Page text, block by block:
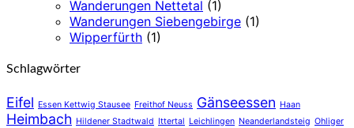
Wanderungen Nettetal (1)
Wanderungen Siebengebirge (1)
Wipperfürth (1)
Schlagwörter
Eifel Essen Kettwig Stausee Freithof Neuss Gänseessen Haan
Heimbach Hildener Stadtwald Ittertal Leichlingen Neanderlandsteig Ohliger